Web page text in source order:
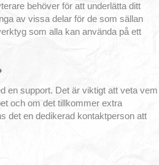
behöver för att underlätta ditt
av vissa delar för de som sällan
som alla kan använda på ett
en support. Det är viktigt att veta vem
och om det tillkommer extra
det en dedikerad kontaktperson att